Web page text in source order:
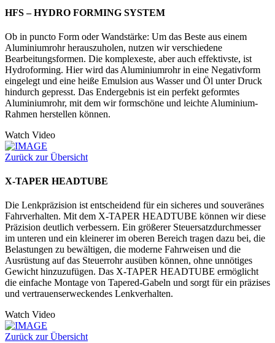
HFS – HYDRO FORMING SYSTEM
Ob in puncto Form oder Wandstärke: Um das Beste aus einem
Aluminiumrohr herauszuholen, nutzen wir verschiedene
Bearbeitungsformen. Die komplexeste, aber auch effektivste, ist
Hydroforming. Hier wird das Aluminiumrohr in eine Negativform
eingelegt und eine heiße Emulsion aus Wasser und Öl unter Druck
hindurch gepresst. Das Endergebnis ist ein perfekt geformtes
Aluminiumrohr, mit dem wir formschöne und leichte Aluminium-
Rahmen herstellen können.
Watch Video
Zurück zur Übersicht
X-TAPER HEADTUBE
Die Lenkpräzision ist entscheidend für ein sicheres und souveränes
Fahrverhalten. Mit dem X-TAPER HEADTUBE können wir diese
Präzision deutlich verbessern. Ein größerer Steuersatzdurchmesser
im unteren und ein kleinerer im oberen Bereich tragen dazu bei, die
Belastungen zu bewältigen, die moderne Fahrweisen und die
Ausrüstung auf das Steuerrohr ausüben können, ohne unnötiges
Gewicht hinzuzufügen. Das X-TAPER HEADTUBE ermöglicht
die einfache Montage von Tapered-Gabeln und sorgt für ein präzises
und vertrauenserweckendes Lenkverhalten.
Watch Video
Zurück zur Übersicht